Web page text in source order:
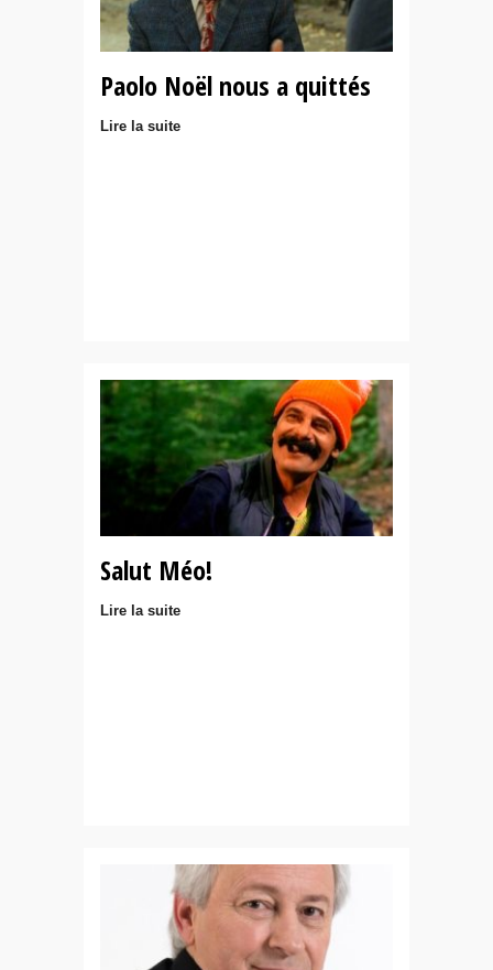
Paolo Noël nous a quittés
Lire la suite
Salut Méo!
Lire la suite